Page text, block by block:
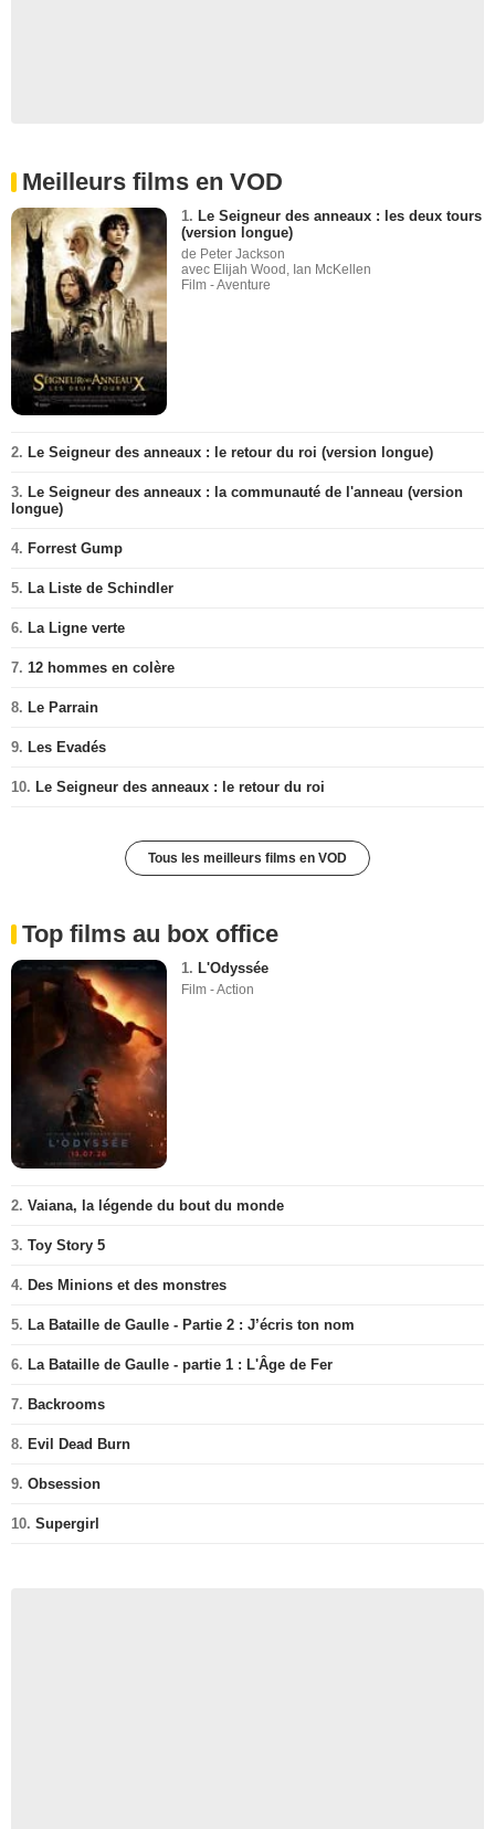
Meilleurs films en VOD
1. Le Seigneur des anneaux : les deux tours
(version longue)
de Peter Jackson
avec Elijah Wood, Ian McKellen
Film - Aventure
2. Le Seigneur des anneaux : le retour du roi (version longue)
3. Le Seigneur des anneaux : la communauté de l'anneau (version
longue)
4. Forrest Gump
5. La Liste de Schindler
6. La Ligne verte
7. 12 hommes en colère
8. Le Parrain
9. Les Evadés
10. Le Seigneur des anneaux : le retour du roi
Tous les meilleurs films en VOD
Top films au box office
1. L'Odyssée
Film - Action
2. Vaiana, la légende du bout du monde
3. Toy Story 5
4. Des Minions et des monstres
5. La Bataille de Gaulle - Partie 2 : J’écris ton nom
6. La Bataille de Gaulle - partie 1 : L'Âge de Fer
7. Backrooms
8. Evil Dead Burn
9. Obsession
10. Supergirl